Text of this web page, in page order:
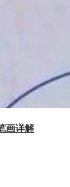
画详解